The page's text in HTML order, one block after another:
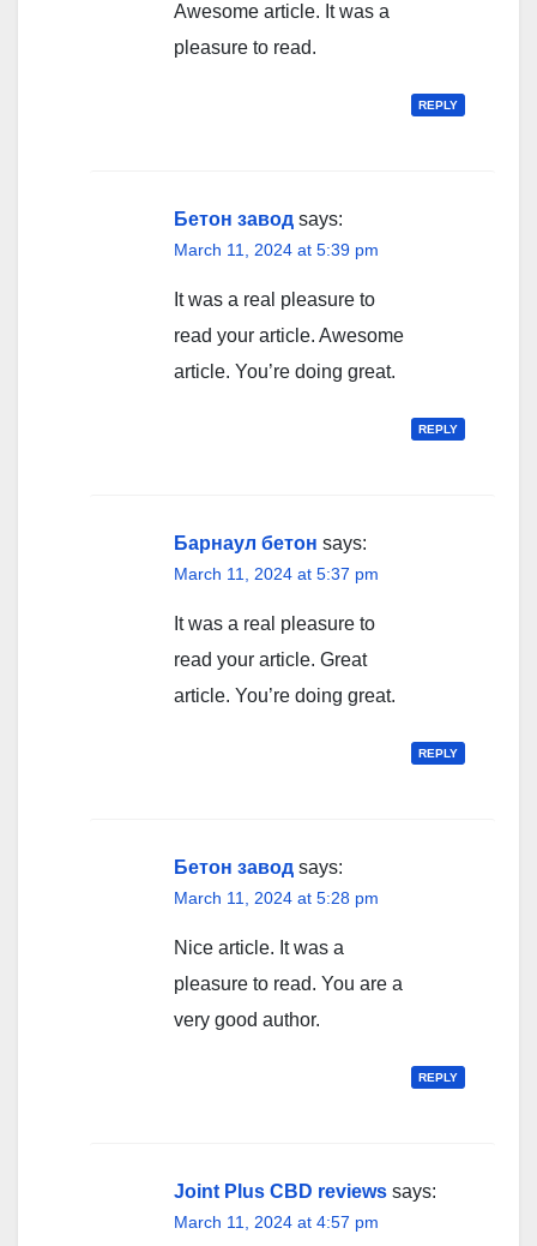
Awesome article. It was a
pleasure to read.
REPLY
Бетон завод says:
March 11, 2024 at 5:39 pm
It was a real pleasure to
read your article. Awesome
article. You’re doing great.
REPLY
Барнаул бетон says:
March 11, 2024 at 5:37 pm
It was a real pleasure to
read your article. Great
article. You’re doing great.
REPLY
Бетон завод says:
March 11, 2024 at 5:28 pm
Nice article. It was a
pleasure to read. You are a
very good author.
REPLY
Joint Plus CBD reviews says:
March 11, 2024 at 4:57 pm